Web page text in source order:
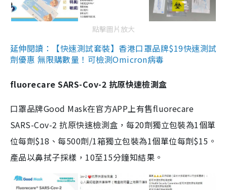
點擊圖片放大
延伸閱讀：【快速測試套裝】香港口罩品牌$19快速測試
劑優惠 無限購數量！可檢測Omicron病毒
fluorecare SARS-Cov-2 抗原快速檢測盒
口罩品牌Good Mask在官方APP上有售fluorecare
SARS-Cov-2 抗原快速檢測盒，每20劑獨立包裝為1個單
位每劑$18、每500劑/1箱獨立包裝為1個單位每劑$15。
產品以鼻拭子採樣，10至15分鐘知結果。